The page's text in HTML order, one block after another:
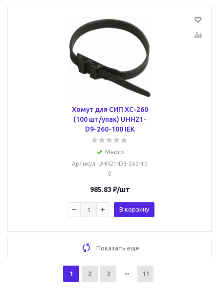
Хомут для СИП ХС-260
(100 шт/упак) UHH21-
D9-260-100 IEK
Много
Артикул: UHH21-D9-260-10
0
985.83 ₽/шт
В корзину
Показать еще
1 2 3 11